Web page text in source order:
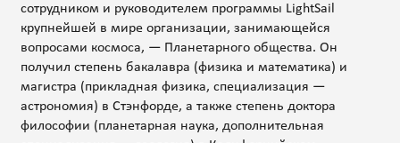
сотрудником и руководителем программы LightSail
крупнейшей в мире организации, занимающейся
вопросами космоса, — Планетарного общества. Он
получил степень бакалавра (физика и математика) и
магистра (прикладная физика, специализация —
астрономия) в Стэнфорде, а также степень доктора
философии (планетарная наука, дополнительная